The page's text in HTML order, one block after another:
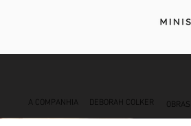
A COMPANHIA DEBORAH COLKER OBRAS